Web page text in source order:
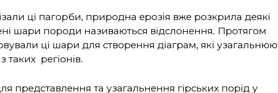
ці пагорби, природна ерозія вже розкрила деякі
шари породи називаються відслонення. Протягом
ці шари для створення діаграм, які
регіонів.
представлення та узагальнення гірських порід у